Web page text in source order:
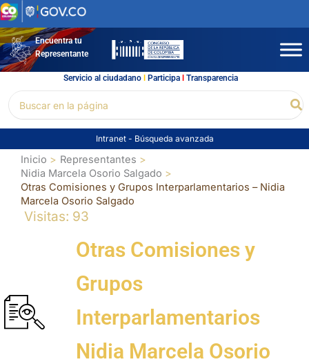
Ir
al
contenidoEncuentra tu
Representante
Servicio al ciudadano l Participal Transparencia
por:
Intranet - Búsqueda avanzada
Inicio
Representantes
Nidia Marcela Osorio Salgado
Otras Comisiones y Grupos Interparlamentarios – Nidia
Marcela Osorio Salgado
Visitas: 93
Otras Comisiones y
Grupos
Interparlamentarios
Nidia Marcela Osorio